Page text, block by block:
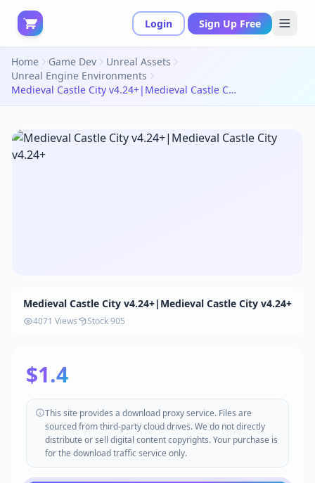
Login Sign Up Free
Home Game Dev
Unreal Assets
Unreal Engine Environments
Medieval Castle City v4.24+|Medieval Castle City v4.24+
Medieval Castle City v4.24+|Medieval Castle City v4.24+
4071 Views Stock 905
$1.4
This site provides a download proxy service. Files are
sourced from third-party cloud drives. We do not directly
distribute or sell digital content copyrights. Your purchase is
for the download traffic service only.